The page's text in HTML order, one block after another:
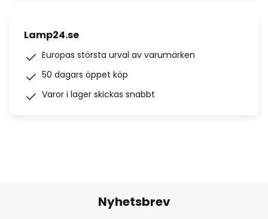
Lamp24.se
Europas största urval av varumärken
50 dagars öppet köp
Varor i lager skickas snabbt
Nyhetsbrev